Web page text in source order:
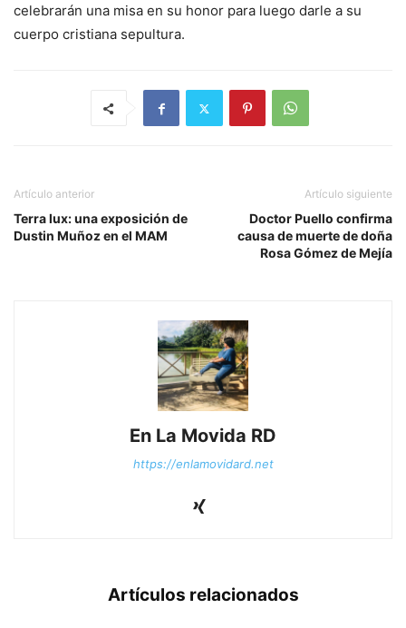
celebrarán una misa en su honor para luego darle a su
cuerpo cristiana sepultura.
Artículo anterior
Terra lux: una exposición de
Dustin Muñoz en el MAM
Artículo siguiente
Doctor Puello confirma
causa de muerte de doña
Rosa Gómez de Mejía
En La Movida RD
https://enlamovidard.net
Artículos relacionados